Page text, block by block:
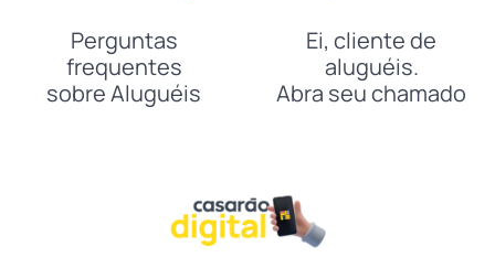
Perguntas
frequentes
sobre Aluguéis
Ei, cliente de
aluguéis.
Abra seu chamado